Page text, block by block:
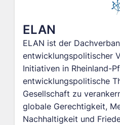
ELAN
ELAN ist der
entwicklungspolitischer
Initiativen in Rheinland-
entwicklungspolitische
Gesellschaft zu
globale Gerechtigkeit,
Nachhaltigkeit und